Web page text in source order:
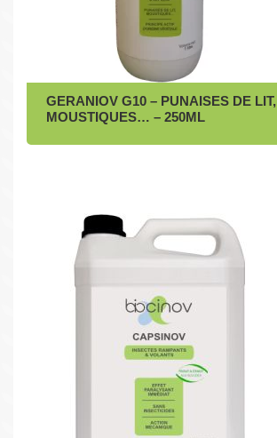
GERANIOV G10 – PUNAISES DE LIT,
MOUSTIQUES… – 250ML